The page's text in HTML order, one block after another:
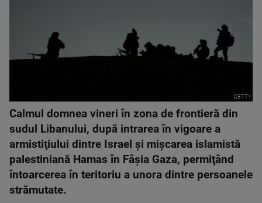
GETTY
Calmul domnea vineri în zona de frontieră din
sudul Libanului, după intrarea în vigoare a
armistiţiului dintre Israel şi mişcarea islamistă
palestiniană Hamas în Fâşia Gaza, permiţând
întoarcerea în teritoriu a unora dintre persoanele
strămutate.